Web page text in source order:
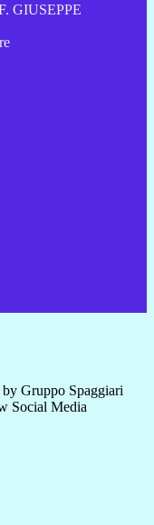
GIUSEPPE
Gruppo Spaggiari
Social Media